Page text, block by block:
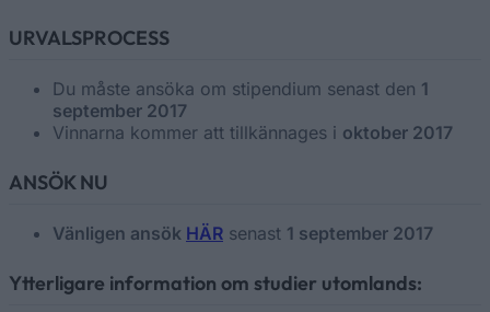
URVALSPROCESS
Du måste ansöka om stipendium senast den 1
september 2017
Vinnarna kommer att tillkännages i oktober 2017
ANSÖK NU
Vänligen ansök HÄR senast 1 september 2017
Ytterligare information om studier utomlands: